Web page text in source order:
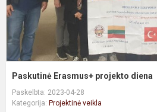
Paskutinė Erasmus+ projekto diena
Paskelbta: 2023-04-28
Kategorija: Projektinė veikla